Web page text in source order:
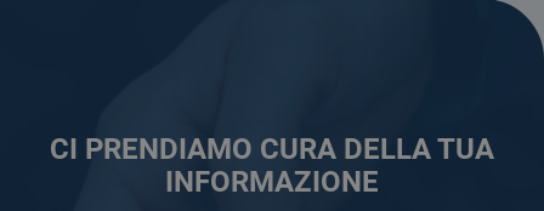
CI PRENDIAMO CURA DELLA TUA
INFORMAZIONE